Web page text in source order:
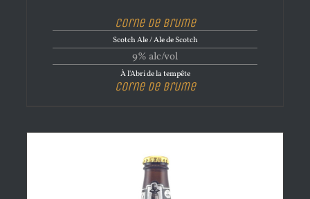
Corne de brume
Scotch Ale / Ale de Scotch
9% alc/vol
À l'Abri de la tempête
Corne de brume